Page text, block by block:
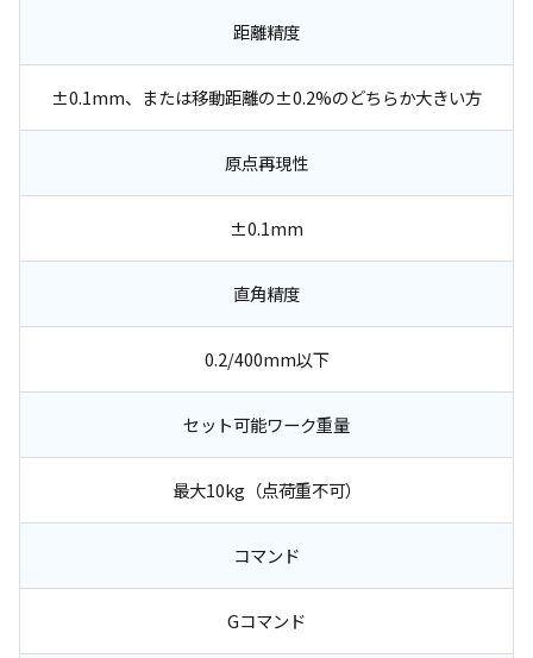
距離精度
±0.1mm、または移動距離の±0.2%のどちらか大きい方
原点再現性
±0.1mm
直角精度
0.2/400mm以下
セット可能ワーク重量
最大10kg（点荷重不可）
コマンド
Gコマンド